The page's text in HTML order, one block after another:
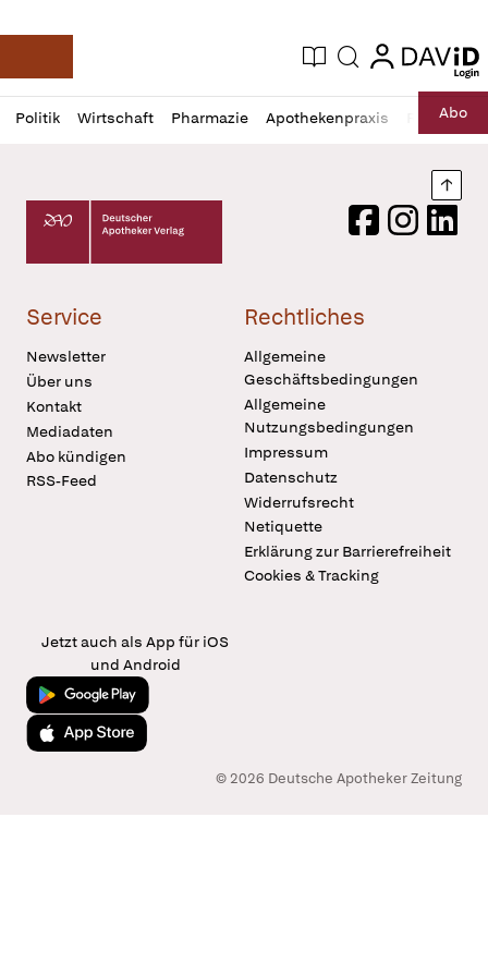
Deutsche Apotheker Zeitung
Aktuelle Ausgabe
Suche login
login
Politik Wirtschaft Pharmazie Apothekenpraxis RechtAbo
Profil
öffnen
Daz
Pur
Deutscher Apotheker Verlag Logo
FacebookInstagram
Service
Newsletter
Über uns
Kontakt
Mediadaten
Abo kündigen
RSS-Feed
Rechtliches
Allgemeine
Geschäftsbedingungen
Allgemeine
Nutzungsbedingungen
Impressum
Datenschutz
Widerrufsrecht
Netiquette
Erklärung zur Barrierefreiheit
Cookies & Tracking
Jetzt auch als App für iOS
und Android
Jetzt bei Google Play
Laden im App Store
© 2026 Deutsche Apotheker Zeitung